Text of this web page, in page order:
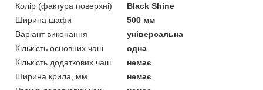
Колір (фактура поверхні)
Black Shine
Ширина шафи
500 мм
Варіант виконання
універсальна
Кількість основних чаш
одна
Кількість додаткових чаш
немає
Ширина крила, мм
немає